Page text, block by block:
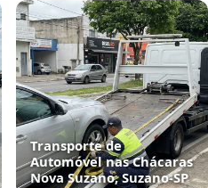
Transporte de
Automóvel nas Chácaras
Nova Suzano, Suzano‑SP